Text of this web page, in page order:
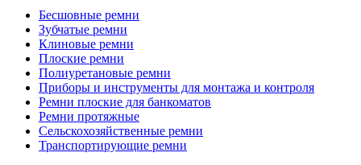
Бесшовные ремни
Зубчатые ремни
Клиновые ремни
Плоские ремни
Полиуретановые ремни
Приборы и инструменты для монтажа и контроля
Ремни плоские для банкоматов
Ремни протяжные
Сельскохозяйственные ремни
Транспортирующие ремни